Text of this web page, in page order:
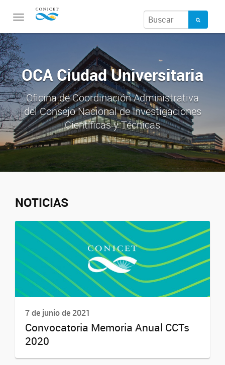
Toggle
OCA Ciudad Universitaria
Oficina de Coordinación Administrativa
del Consejo Nacional de Investigaciones
Científicas y Técnicas
NOTICIAS
7 de junio de 2021
Convocatoria Memoria Anual CCTs
2020